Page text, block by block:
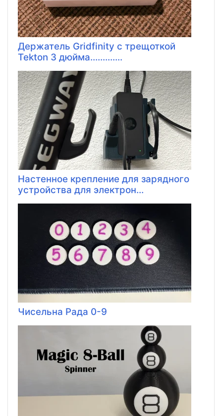
Держатель Gridfinity с трещоткой
Tekton 3 дюйма.............
Настенное крепление для зарядного
устройства для электрон...
Чисельна Рада 0-9